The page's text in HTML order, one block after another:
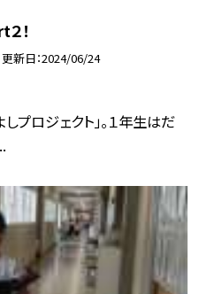
！
更新日 2024/06/24
プロジェクト」。１年生はだ